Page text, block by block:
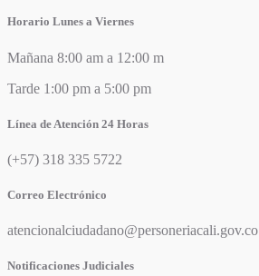
Horario Lunes a Viernes
Mañana 8:00 am a 12:00 m
Tarde 1:00 pm a 5:00 pm
Línea de Atención 24 Horas
(+57) 318 335 5722
Correo Electrónico
atencionalciudadano@personeriacali.gov.co
Notificaciones Judiciales